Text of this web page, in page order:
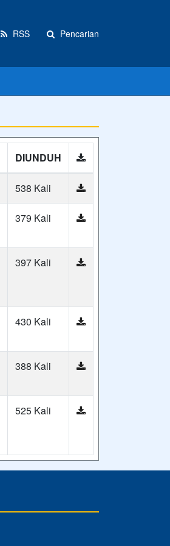
RSS Pencarian
DIUNDUH
538 Kali
379 Kali
397 Kali
430 Kali
388 Kali
525 Kali